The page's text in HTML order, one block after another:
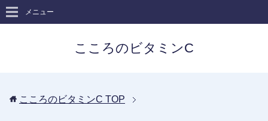
こころのビタミンC
メニュー
こころのビタミンC TOP